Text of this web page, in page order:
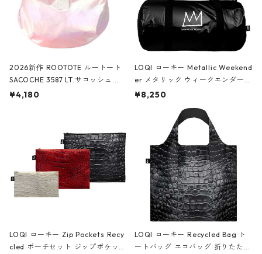
2026新作 ROOTOTE ルートート
SACOCHE 3587 LT.サコッシュ.ル
ミエ-B ショルダーバッグ グロスピ
¥4,180
LOQI ローキー Metallic Weekend
er メタリック ウィークエンダー
ボストンバッグ ショルダーバッグ
Black ジャン=ミッシェル・バスキ
ア/クラウン ブラック
¥8,250
LOQI ローキー Zip Pockets Recy
cled ポーチセット ジップポケット
LOQI ローキー Recycled Bag ト
ートバッグ エコバッグ 折りたたみ